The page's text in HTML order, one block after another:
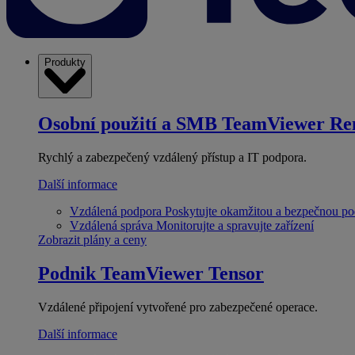
Produkty
Osobní použití a SMB TeamViewer
Rychlý a zabezpečený vzdálený přístup a IT podpora.
Další informace
Vzdálená podpora Poskytujte okamžitou a bezpečnou
Vzdálená správa Monitorujte a spravujte zařízení
Zobrazit plány a ceny
Podnik TeamViewer Tensor
Vzdálené připojení vytvořené pro zabezpečené operace.
Další informace